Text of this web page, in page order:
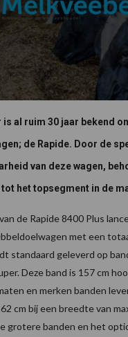
al ruim 30 jaar bekend
de Rapide. Door de
van deze wagen,
het topsegment in de
de Rapide 8400 Plus
met een
standaard geleverd op
Deze band is 157 cm
en merken banden
cm bij een breedte van
grotere banden en het